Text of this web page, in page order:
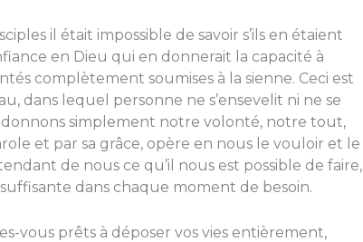
il était impossible de savoir s’ils en étaient
en Dieu qui en donnerait la capacité à
complètement soumises à la sienne. Ceci est
dans lequel personne ne s’ensevelit ni ne se
simplement notre volonté, notre tout,
et par sa grâce, opère en nous le vouloir et le
de nous ce qu’il nous est possible de faire,
dans chaque moment de besoin.
vous prêts à déposer vos vies entièrement,